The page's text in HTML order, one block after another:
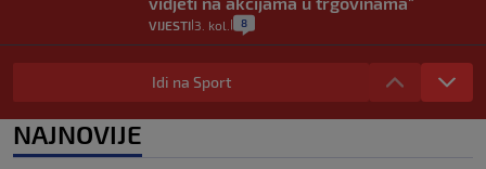
VIJESTI 3. kol. 8
Selidba je jedno od stresnijih iskustava.
Evo aktualnih cijena i nekoliko savjeta
0
Idi na Sport
NAJNOVIJE